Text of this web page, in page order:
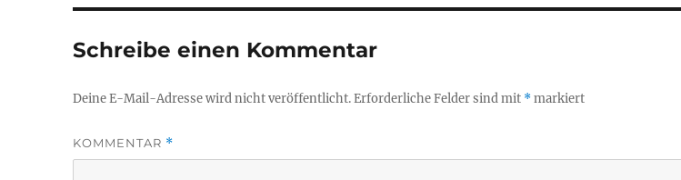
Schreibe einen Kommentar
Deine E-Mail-Adresse wird nicht veröffentlicht.Erforderliche Felder sind mit *markiert
KOMMENTAR *